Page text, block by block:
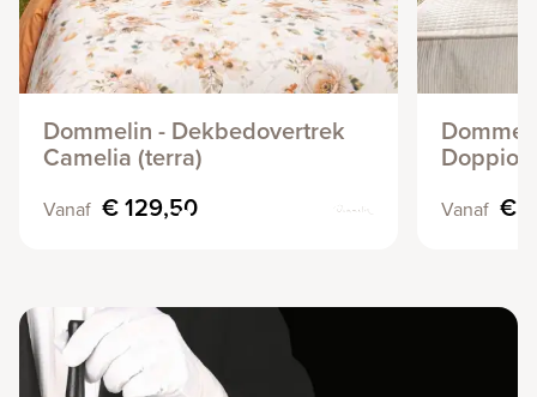
Dommelin - Dekbedovertrek
Camelia (terra)
Vanaf € 129,50
Doppio
Vanaf €